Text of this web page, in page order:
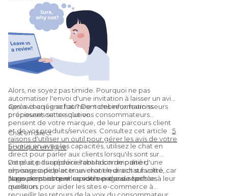
Alors, ne soyez pas timide. Pourquoi ne pas
automatiser l'envoi d'une invitation à laisser un avis
après chaque achat ? De nombreux fournisseurs
proposent cette solution.
Ces avis en ligne fourniront des informations
précieuses sur ce que vos consommateurs
pensent de votre marque, de leur parcours client
et de vos produits/services. Consultez cet article : 5
raisons d'utiliser un outil pour gérer les avis de votre
boutique en ligne.
Chat en direct
Si vous en avez les capacités, utilisez le chat en
direct pour parler aux clients lorsqu'ils sont sur
votre site. Ils apprécieront la commodité d'une
réponse rapide et trouveront leur achat facilité, car
ils pourront obtenir rapidement une réponse à leur
question.
De plus, pour réduire l'abandon de panier,
envisagez de placer un chat en direct sur votre
page de paiement ou votre page de tarifs.
Nous pensons que les outils ci-dessus sont les
meilleurs pour aider les sites e-commerce à
recueillir les retours de la voix du consommateur.